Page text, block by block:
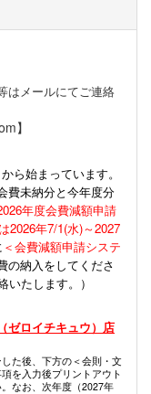
はメールにてご連絡
】
ら始まっています。
費未納分と今年度分
年度会費減額申請
2026年7/1(水)～2027
＜会費減額申請システ
の納入をしてくださ
たします。）
ゼロイチキュウ）店
た後、下方の＜会則・文
を入力後プリントアウト
なお、次年度（2027年